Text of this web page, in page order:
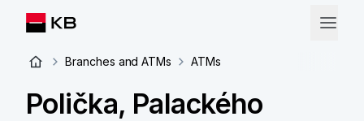
Branches and ATMs ATMs
Polička, Palackého